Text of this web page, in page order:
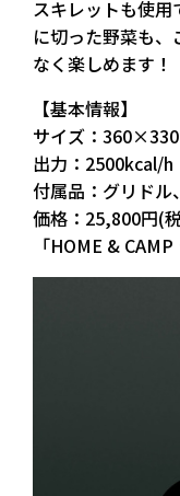
スキレットも使用
に切った野菜も
なく楽しめます！
【基本情報】
サイズ：
出力：2500kcal/h
付属品：グリドル
価格：25,800円(
「HOME & CAMP